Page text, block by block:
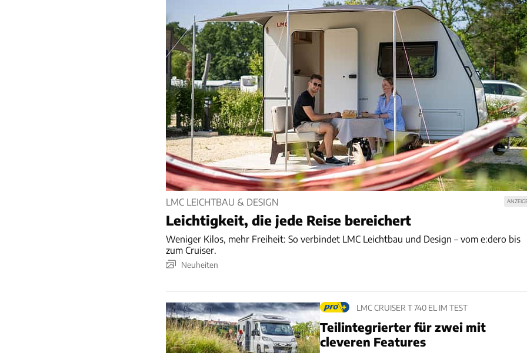
LMC LEICHTBAU & DESIGN
Leichtigkeit, die jede Reise bereichert
Weniger Kilos, mehr Freiheit: So verbindet LMC Leichtbau und Design – vom e:dero bis
zum Cruiser.
Neuheiten
LMC CRUISER T 740 EL IM TEST
Teilintegrierter für zwei mit
cleveren Features